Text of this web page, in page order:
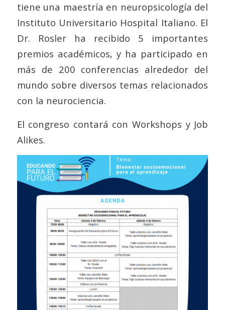
tiene una maestría en neuropsicología del
Instituto Universitario Hospital Italiano. El
Dr. Rosler ha recibido 5 importantes
premios académicos, y ha participado en
más de 200 conferencias alrededor del
mundo sobre diversos temas relacionados
con la neurociencia.
El congreso contará con Workshops y Job
Alikes.